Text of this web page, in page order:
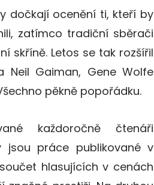
dočkají ocenění ti, kteří by
zatímco tradiční sběrači
skříně. Letos se tak rozšířil
Neil Gaiman, Gene Wolfe
pěkně popořádku.
každoročně čtenáři
jsou práce publikované v
hlasujících v cenách